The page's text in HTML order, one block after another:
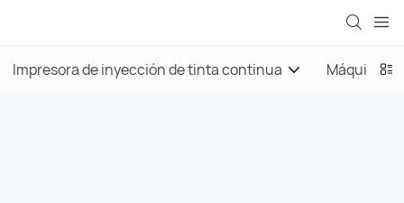
Impresora de inyección de tinta continua Máquina